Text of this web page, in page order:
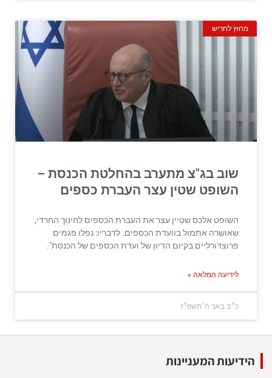
מחוץ לחריש
שוב בג"צ מתערב בהחלטת הכנסת –
השופט שטין עצר העברת כספים
השופט אלכס שטיין עצר את העברת הכספים לחינוך החרדי,
שאושרה אתמול בוועדת הכספים. לדבריו: נפלו פגמים
פרוצדורליים בקיום הדיון של ועדת הכספים של הכנסת".
לידיעה המלאה »
כ״ב באב ה׳תשפ״ו
הידיעות המעניינות